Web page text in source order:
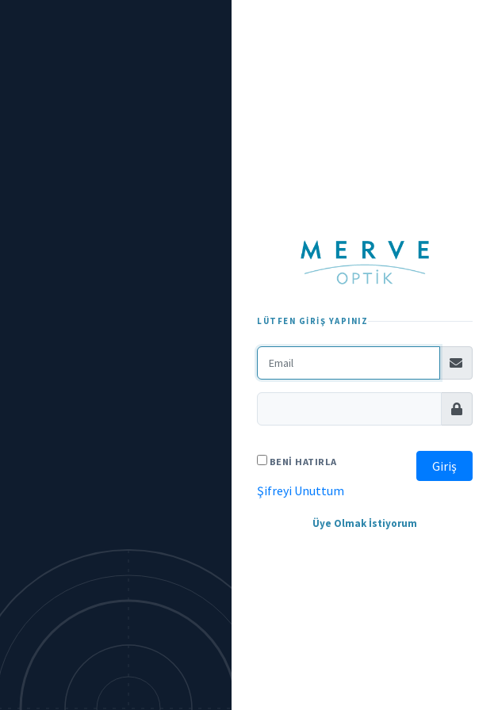
LÜTFEN GIRIŞ YAPINIZ
BENI HATIRLA
Giriş
Şifreyi Unuttum
Üye Olmak İstiyorum